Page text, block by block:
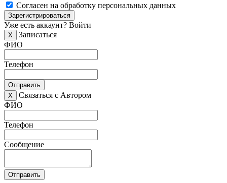
Согласен на обработку персональных данных
Зарегистрироваться
Уже есть аккаунт? Войти
X
Записаться
ФИО
Телефон
Отправить
X
Связаться с Автором
ФИО
Телефон
Сообщение
Отправить